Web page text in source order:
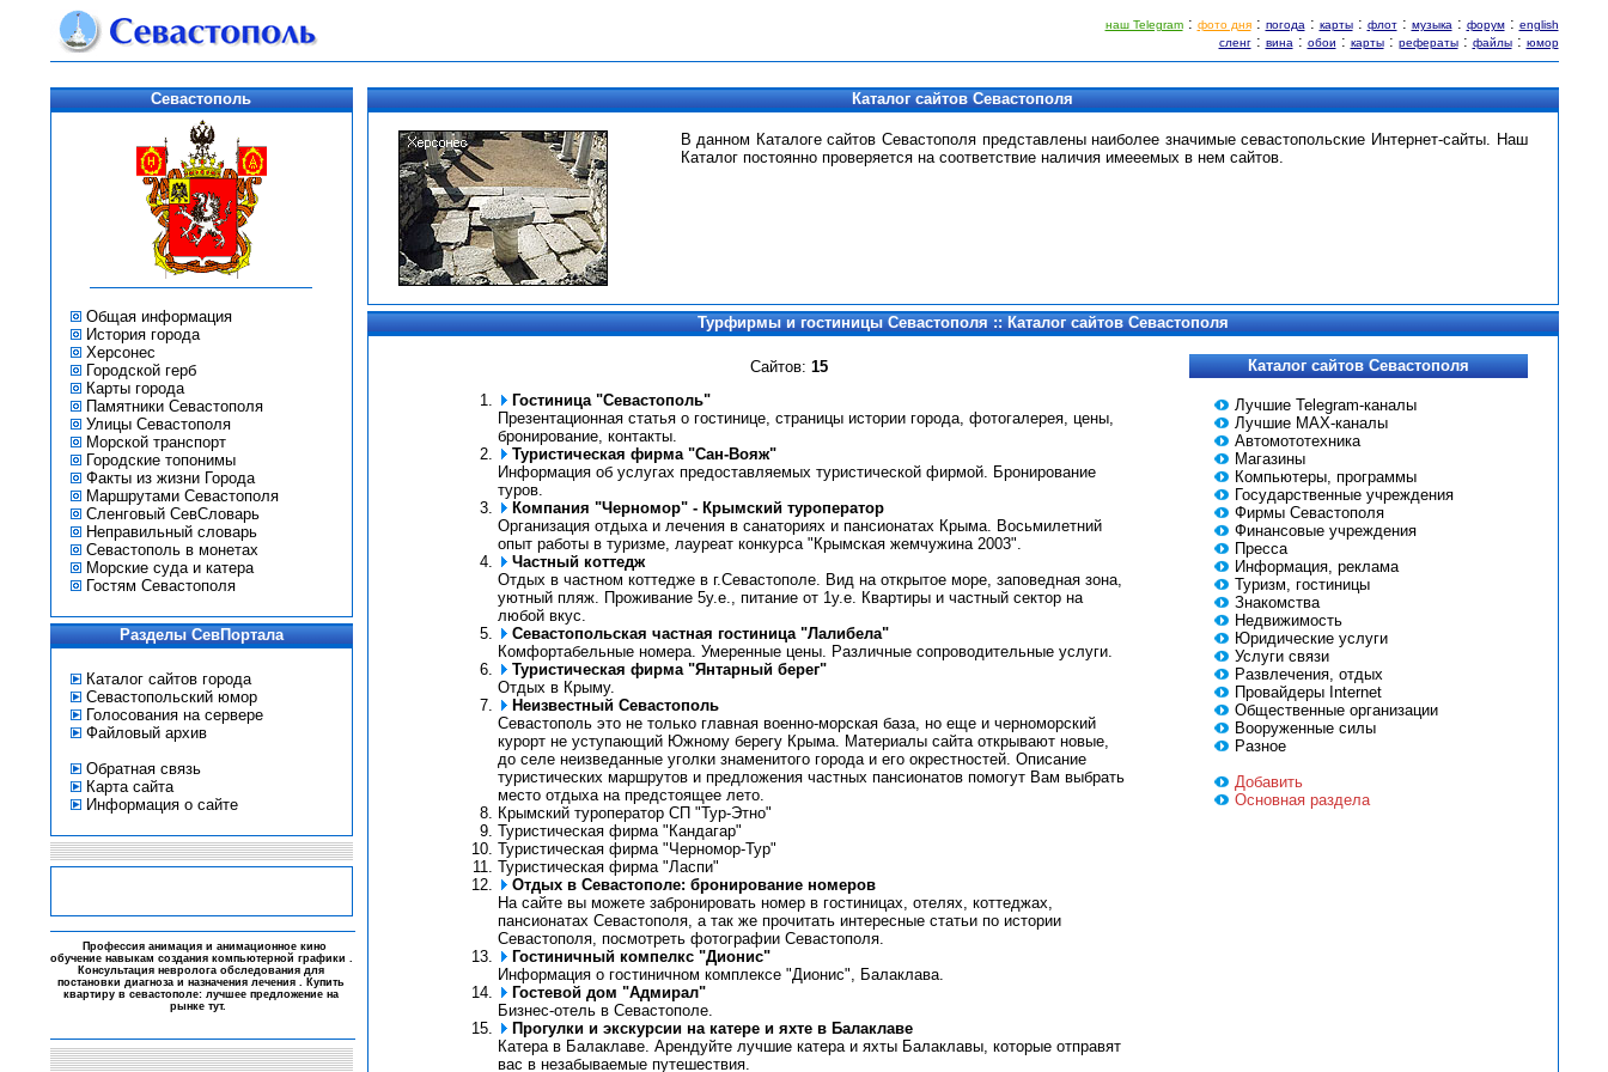
наш Telegram: фото дня: погода: карты: флот: музыка: форум: english
сленг: вина: обои : карты: рефераты: файлы: юмор
Севастополь
Общая информация
История города
Херсонес
Городской герб
Карты города
Памятники Севастополя
Улицы Севастополя
Морской транспорт
Городские топонимы
Факты из жизни Города
Маршрутами Севастополя
Сленговый СевСловарь
Неправильный словарь
Севастополь в монетах
Морские суда и катера
Гостям Севастополя
Разделы СевПортала
Каталог сайтов города
Севастопольский юмор
Голосования на сервере
Файловый архив
Обратная связь
Карта сайта
Информация о сайте
Профессия анимация и анимационное кино
обучение навыкам создания компьютерной графики .
Консультация невролога обследования для
постановки диагноза и назначения лечения . Купить
квартиру в севастополе: лучшее предложение на
рынке тут.
Каталог сайтов Севастополя
В данном Каталоге сайтов Севастополя представлены наиболее значимые севастопольские Интернет-сайты. Наш
Каталог постоянно проверяется на соответствие наличия имееемых в нем сайтов.
Турфирмы и гостиницы Севастополя :: Каталог сайтов Севастополя
Сайтов: 15
Гостиница "Севастополь"
Презентационная статья о гостинице, страницы истории города, фотогалерея, цены,
бронирование, контакты.
Туристическая фирма "Сан-Вояж"
Информация об услугах предоставляемых туристической фирмой. Бронирование
туров.
Компания "Черномор" - Крымский туроператор
Организация отдыха и лечения в санаториях и пансионатах Крыма. Восьмилетний
опыт работы в туризме, лауреат конкурса "Крымская жемчужина 2003".
Частный коттедж
Отдых в частном коттедже в г.Севастополе. Вид на открытое море, заповедная зона,
уютный пляж. Проживание 5у.е., питание от 1у.е. Квартиры и частный сектор на
любой вкус.
Севастопольская частная гостиница "Лалибела"
Комфортабельные номера. Умеренные цены. Различные сопроводительные услуги.
Туристическая фирма "Янтарный берег"
Отдых в Крыму.
Неизвестный Севастополь
Севастополь это не только главная военно-морская база, но еще и черноморский
курорт не уступающий Южному берегу Крыма. Материалы сайта открывают новые,
до селе неизведанные уголки знаменитого города и его окрестностей. Описание
туристических маршрутов и предложения частных пансионатов помогут Вам выбрать
место отдыха на предстоящее лето.
Крымский туроператор СП "Тур-Этно"
Туристическая фирма "Кандагар"
Туристическая фирма "Черномор-Тур"
Туристическая фирма "Ласпи"
Отдых в Севастополе: бронирование номеров
На сайте вы можете забронировать номер в гостиницах, отелях, коттеджах,
пансионатах Севастополя, а так же прочитать интересные статьи по истории
Севастополя, посмотреть фотографии Севастополя.
Гостиничный компелкс "Дионис"
Информация о гостиничном комплексе "Дионис", Балаклава.
Гостевой дом "Адмирал"
Бизнес-отель в Севастополе.
Прогулки и экскурсии на катере и яхте в Балаклаве
Катера в Балаклаве. Арендуйте лучшие катера и яхты Балаклавы, которые отправят
вас в незабываемые путешествия.
Каталог сайтов Севастополя
Лучшие Telegram-каналы
Лучшие MAX-каналы
Автомототехника
Магазины
Компьютеры, программы
Государственные учреждения
Фирмы Севастополя
Финансовые учреждения
Пресса
Информация, реклама
Туризм, гостиницы
Знакомства
Недвижимость
Юридические услуги
Услуги связи
Развлечения, отдых
Провайдеры Internet
Общественные организации
Вооруженные силы
Разное
Добавить
Основная раздела